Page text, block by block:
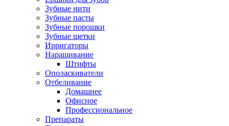
Зубные нити
Зубные пасты
Зубные порошки
Зубные щетки
Ирригаторы
Наращивание
Штифты
Ополаскиватели
Отбеливание
Домашнее
Офисное
Профессиональное
Препараты